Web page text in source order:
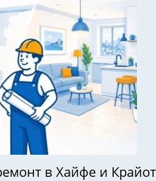
в Хайфе и